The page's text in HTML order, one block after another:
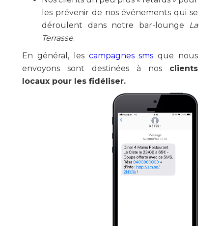
les prévenir de nos événements qui se
déroulent dans notre bar-lounge
La
Terrasse.
En général, les campagnes sms que nous
envoyons sont destinées à nos clients
locaux pour les fidéliser.